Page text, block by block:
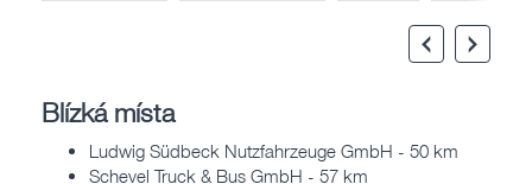
Blízká místa
Ludwig Südbeck Nutzfahrzeuge GmbH - 50 km
Schevel Truck & Bus GmbH - 57 km